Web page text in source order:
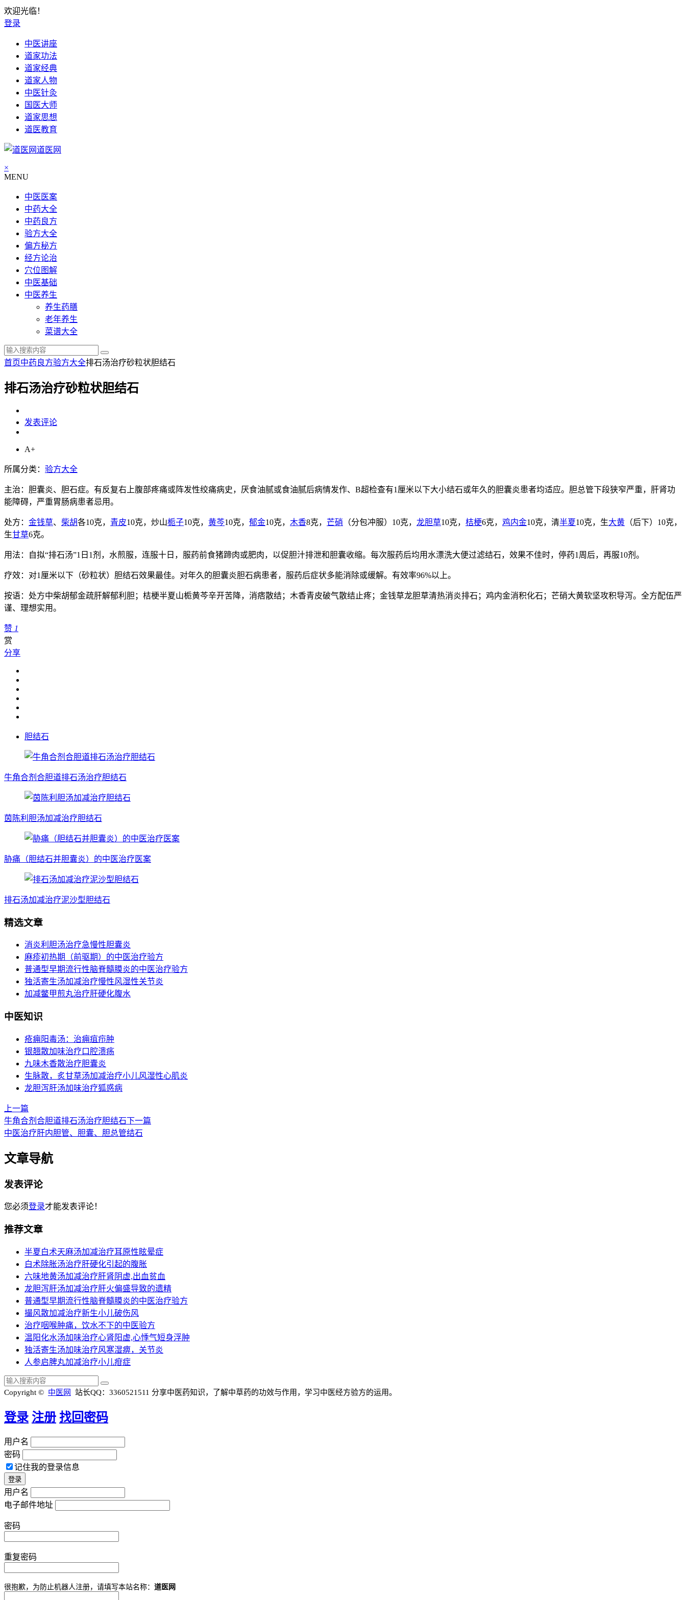
欢迎光临！
登录
中医讲座
道家功法
道家经典
道家人物
中医针灸
国医大师
道家思想
道医教育
道医网
×
MENU
中医医案
中药大全
中药良方
验方大全
偏方秘方
经方论治
穴位图解
中医基础
中医养生
养生药膳
老年养生
菜谱大全
首页中药良方验方大全排石汤治疗砂粒状胆结石
排石汤治疗砂粒状胆结石
发表评论
A+
所属分类： 验方大全
主治：胆囊炎、胆石症。有反复右上腹部疼痛或阵发性绞痛病史，厌食油腻或食油腻后病情发作、B超检查有1厘米以下大小结石或年久的胆囊炎患者均适应。胆总管下段狭窄严重，肝肾功
能障碍，严重胃肠病患者忌用。
处方： 金钱草、 柴胡各10克， 青皮10克，炒山栀子10克， 黄芩10克， 郁金10克， 木香8克， 芒硝 （分包冲服）10克， 龙胆草10克， 桔梗6克， 鸡内金10克，清半夏10克，生大黄 （后下）10克，
生甘草6克。
用法：自拟“排石汤”1日1剂，水煎服，连服十日，服药前食猪蹄肉或肥肉，以促胆汁排泄和胆囊收缩。每次服药后均用水漂洗大便过滤结石，效果不佳时，停药1周后，再服10剂。
疗效：对1厘米以下（砂粒状）胆结石效果最佳。对年久的胆囊炎胆石病患者，服药后症状多能消除或缓解。有效率96%以上。
按语：处方中柴胡郁金疏肝解郁利胆；桔梗半夏山栀黄芩辛开苦降，消痞散结；木香青皮破气散结止疼；金钱草龙胆草清热消炎排石；鸡内金消积化石；芒硝大黄软坚攻积导泻。全方配伍严
谨、理想实用。
赞 1
赏
分享
胆结石
牛角合剂合胆道排石汤治疗胆结石
茵陈利胆汤加减治疗胆结石
胁痛（胆结石并胆囊炎）的中医治疗医案
排石汤加减治疗泥沙型胆结石
精选文章
消炎利胆汤治疗急慢性胆囊炎
麻疹初热期（前驱期）的中医治疗验方
普通型早期流行性脑脊髓膜炎的中医治疗验方
独活寄生汤加减治疗慢性风湿性关节炎
加减鳖甲煎丸治疗肝硬化腹水
中医知识
疮痈阳毒汤：治痈疽疖肿
银翘散加味治疗口腔溃疡
九味木香散治疗胆囊炎
生脉散，炙甘草汤加减治疗小儿风湿性心肌炎
龙胆泻肝汤加味治疗狐惑病
上一篇
牛角合剂合胆道排石汤治疗胆结石下一篇
中医治疗肝内胆管、胆囊、胆总管结石
文章导航
发表评论
您必须登录才能发表评论！
推荐文章
半夏白术天麻汤加减治疗耳原性眩晕症
白术除胀汤治疗肝硬化引起的腹胀
六味地黄汤加减治疗肝肾阴虚,出血贫血
龙胆泻肝汤加减治疗肝火偏盛导致的遗精
普通型早期流行性脑脊髓膜炎的中医治疗验方
撮风散加减治疗新生小儿破伤风
治疗咽喉肿痛，饮水不下的中医验方
温阳化水汤加味治疗心肾阳虚,心悸气短身浮肿
独活寄生汤加味治疗风寒湿痹，关节炎
人参启脾丸加减治疗小儿疳症
Copyright © 中医网 站长QQ：3360521511 分享中医药知识，了解中草药的功效与作用，学习中医经方验方的运用。
登录 注册 找回密码
用户名
密码
记住我的登录信息
用户名
电子邮件地址
密码
重复密码
很抱歉，为防止机器人注册，请填写本站名称： 道医网